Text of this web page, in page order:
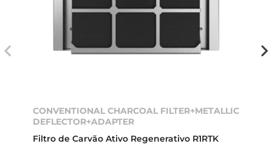
CONVENTIONAL CHARCOAL FILTER+METALLIC
DEFLECTOR+ADAPTER
Filtro de Carvão Ativo Regenerativo R1RTK